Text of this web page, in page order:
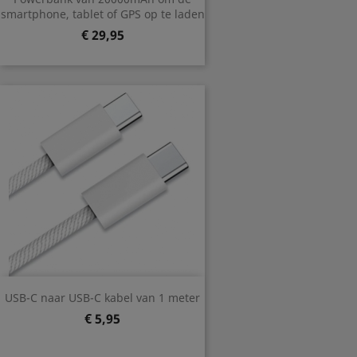
smartphone, tablet of GPS op te laden
Prijs
€ 29,95
USB-C naar USB-C kabel van 1 meter
Prijs
€ 5,95